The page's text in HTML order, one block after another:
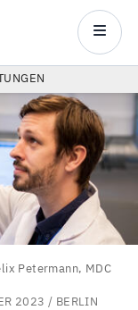
Main
Petermann, MDC
2023 / BERLIN